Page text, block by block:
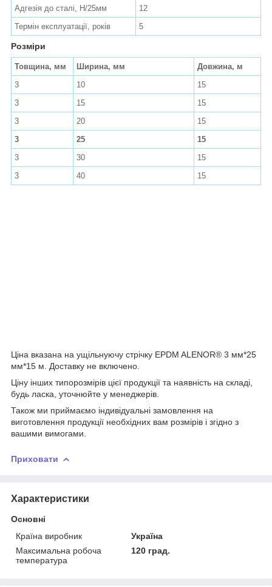
Адгезія до сталі, Н/25мм
12
Термін експлуатації, років
5
Розміри
Товщина, мм Ширина, мм
Довжина, м
3
10
15
3
15
15
3
20
15
3
25
15
3
30
15
3
40 15
Ціна вказана на ущільнуючу стрічку EPDM ALENOR® 3 мм*25
мм*15 м. Доставку не включено.
Ціну інших типорозмірів цієї продукції та наявність на складі,
будь ласка, уточнюйте у менеджерів.
Також ми приймаємо індивідуальні замовлення на
виготовлення продукції необхідних вам розмірів і згідно з
вашими вимогами.
Приховати
Характеристики
Основні
Країна виробник
Україна
Максимальна робоча
температура
120 град.